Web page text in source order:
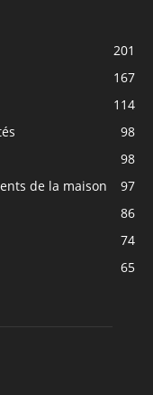
201
167
114
98
98
de la maison
97
86
74
65